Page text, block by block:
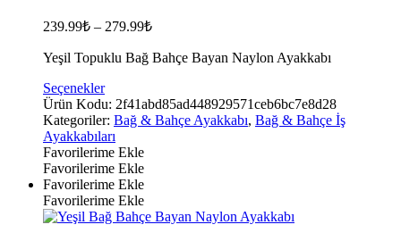
239.99₺ – 279.99₺
Yeşil Topuklu Bağ Bahçe Bayan Naylon Ayakkabı
SeçeneklerBu
ürünün
birden
fazla
varyasyonu
var.
Seçenekler
ürün
sayfasından
Ürün Kodu: 2f41abd85ad448929571ceb6bc7e8d28
Kategoriler: Bağ & Bahçe Ayakkabı, Bağ & Bahçe İş
Ayakkabıları
Favorilerime Ekle
Favorilerime Ekle
Favorilerime Ekle
Favorilerime Ekle